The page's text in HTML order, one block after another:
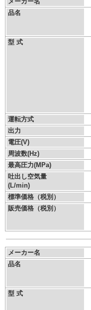
品名
型 式
運転方式
出力
電圧(V)
周波数(Hz)
最高圧力(MPa)
吐出し空気量
(L/min)
標準価格（税別）
販売価格（税別）
メーカー名
品名
型 式